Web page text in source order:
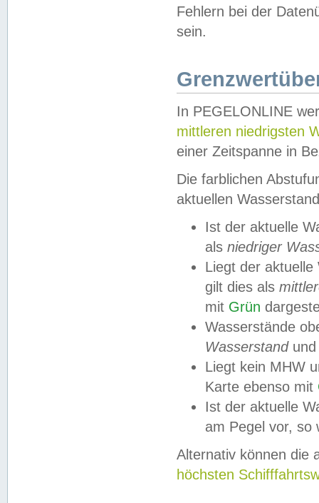
Fehlern bei der
sein.
In PEGELONLINE
mittleren niedrigsten
einer Zeitspanne in
Die farblichen
aktuellen
Ist der aktuelle
als niedriger
Liegt der
gilt dies als
mit Grün
Wasserstände
Wasserstandund
Liegt kein MHW
Karte ebenso mit
Ist der aktuelle
am Pegel vor,
Alternativ können die
höchsten